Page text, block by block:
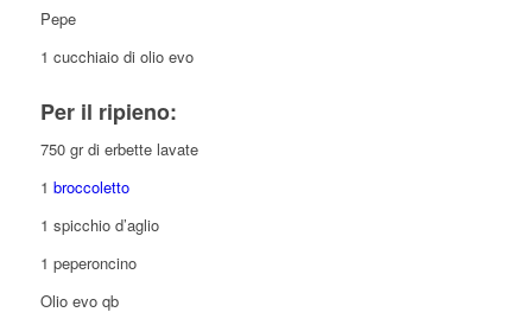
Pepe
1 cucchiaio di olio evo
Per il ripieno:
750 gr di erbette lavate
1 broccoletto
1 spicchio d’aglio
1 peperoncino
Olio evo qb